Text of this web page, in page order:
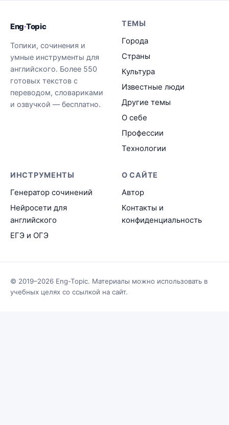
Eng·Topic
Топики, сочинения и
умные инструменты для
английского. Более 550
готовых текстов с
переводом, словариками
и озвучкой — бесплатно.
ТЕМЫ
Города
Страны
Культура
Известные люди
Другие темы
О себе
Профессии
Технологии
ИНСТРУМЕНТЫ
Генератор сочинений
Нейросети для
английского
ЕГЭ и ОГЭ
О САЙТЕ
Автор
Контакты и
конфиденциальность
© 2019–2026 Eng-Topic. Материалы можно использовать в
учебных целях со ссылкой на сайт.